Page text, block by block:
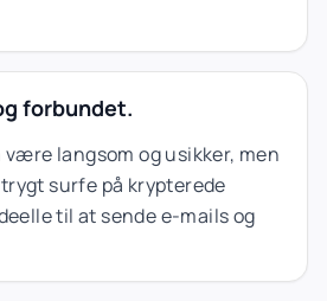
forbundet.
langsom og usikker, men
surfe på krypterede
til at sende e-mails og